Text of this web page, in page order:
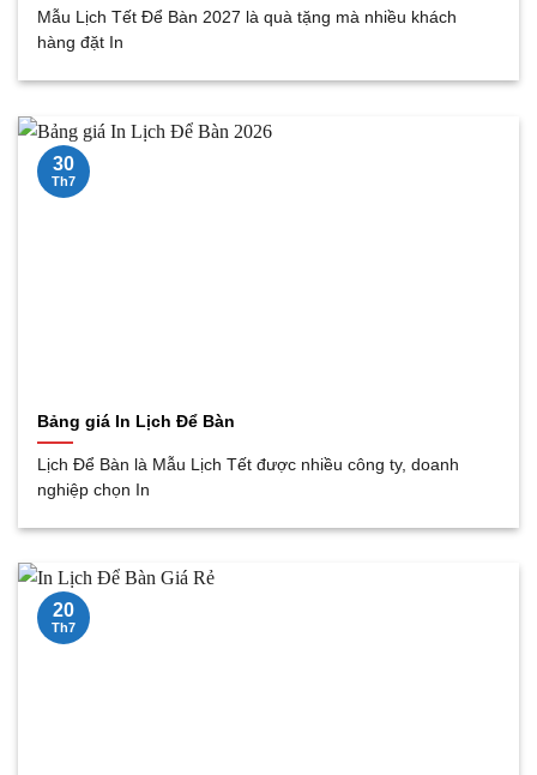
Mẫu Lịch Tết Để Bàn 2027 là quà tặng mà nhiều khách
hàng đặt In
Bảng giá In Lịch Để Bàn
Lịch Để Bàn là Mẫu Lịch Tết được nhiều công ty, doanh
nghiệp chọn In
30
Th7
20
Th7